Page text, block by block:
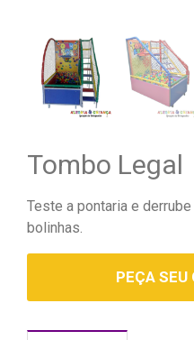
Tombo Legal
Teste a pontaria e
bolinhas.
PEÇA SEU